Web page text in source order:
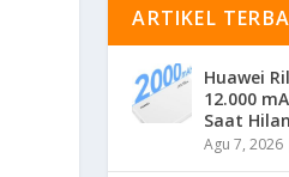
ARTIKEL
Huawei
12.000
Saat
Agu 7, 2026